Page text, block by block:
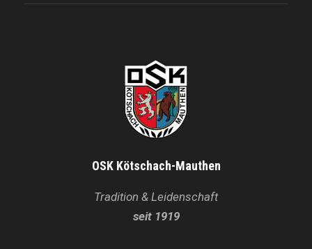
OSK Kötschach-Mauthen
Tradition & Leidenschaft
seit 1919